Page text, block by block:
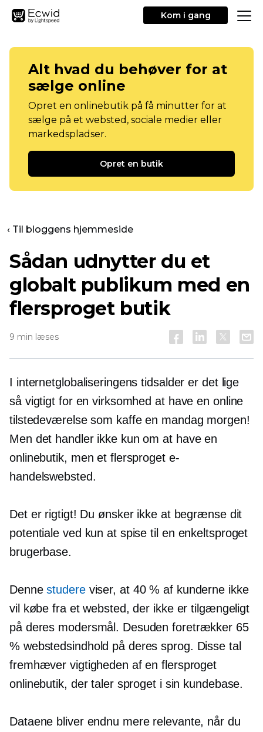
Kom i gang
Alt hvad du behøver for at
sælge online
Opret en onlinebutik på få minutter for at
sælge på et websted, sociale medier eller
markedspladser.
Opret en butik
‹ Til bloggens hjemmeside
Sådan udnytter du et
globalt publikum med en
flersproget butik
9 min læses
I internetglobaliseringens tidsalder er det lige
så vigtigt for en virksomhed at have en online
tilstedeværelse som kaffe en mandag morgen!
Men det handler ikke kun om at have en
onlinebutik, men et flersproget e-
handelswebsted.
Det er rigtigt! Du ønsker ikke at begrænse dit
potentiale ved kun at spise til en enkeltsproget
brugerbase.
Dennestudereviser, at 40 % af kunderne ikke
vil købe fra et websted, der ikke er tilgængeligt
på deres modersmål. Desuden foretrækker 65
% webstedsindhold på deres sprog. Disse tal
fremhæver vigtigheden af ​​en flersproget
onlinebutik, der taler sproget i sin kundebase.
Dataene bliver endnu mere relevante, når du